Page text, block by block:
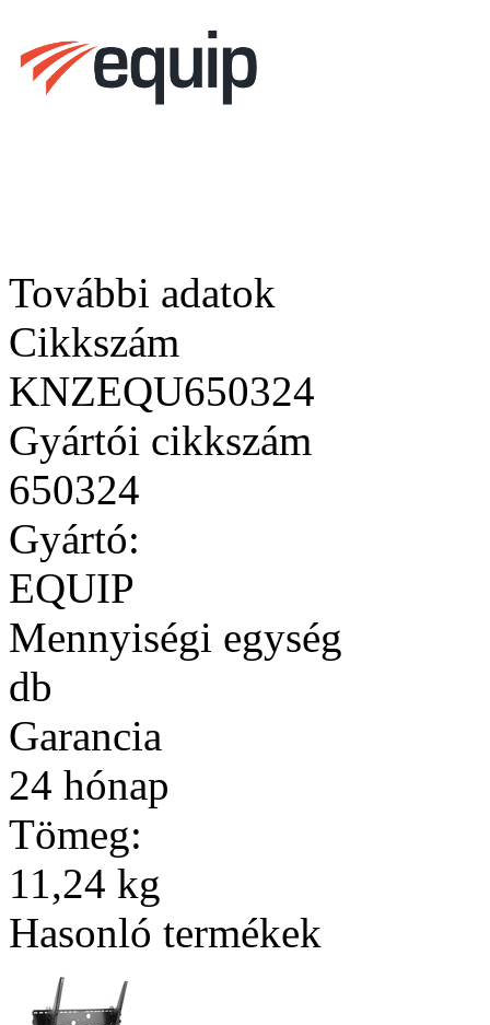
További adatok
Cikkszám
KNZEQU650324
Gyártói cikkszám
650324
Gyártó:
EQUIP
Mennyiségi egység
db
Garancia
24 hónap
Tömeg:
11,24 kg
Hasonló termékek